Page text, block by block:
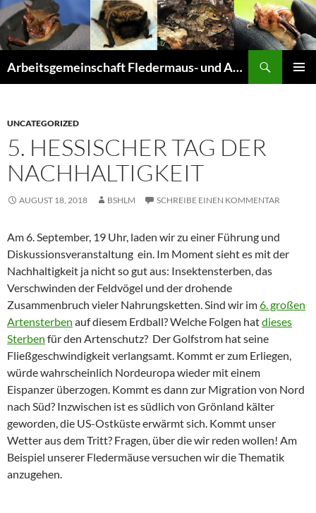
Arbeitsgemeinschaft Fledermaus- und Amphibienschutz Seligenstadt und Mainhausen
UNCATEGORIZED
5. HESSISCHER TAG DER
NACHHALTIGKEIT
AUGUST 18, 2018 BSHLM SCHREIBE EINEN KOMMENTAR
Am 6. September, 19 Uhr, laden wir zu einer Führung und
Diskussionsveranstaltung ein. Im Moment sieht es mit der
Nachhaltigkeit ja nicht so gut aus: Insektensterben, das
Verschwinden der Feldvögel und der drohende
Zusammenbruch vieler Nahrungsketten. Sind wir im6. großen
Artensterben auf diesem Erdball? Welche Folgen hatdieses
Sterben für den Artenschutz? Der Golfstrom hat seine
Fließgeschwindigkeit verlangsamt. Kommt er zum Erliegen,
würde wahrscheinlich Nordeuropa wieder mit einem
Eispanzer überzogen. Kommt es dann zur Migration von Nord
nach Süd? Inzwischen ist es südlich von Grönland kälter
geworden, die US-Ostküste erwärmt sich. Kommt unser
Wetter aus dem Tritt? Fragen, über die wir reden wollen! Am
Beispiel unserer Fledermäuse versuchen wir die Thematik
anzugehen.